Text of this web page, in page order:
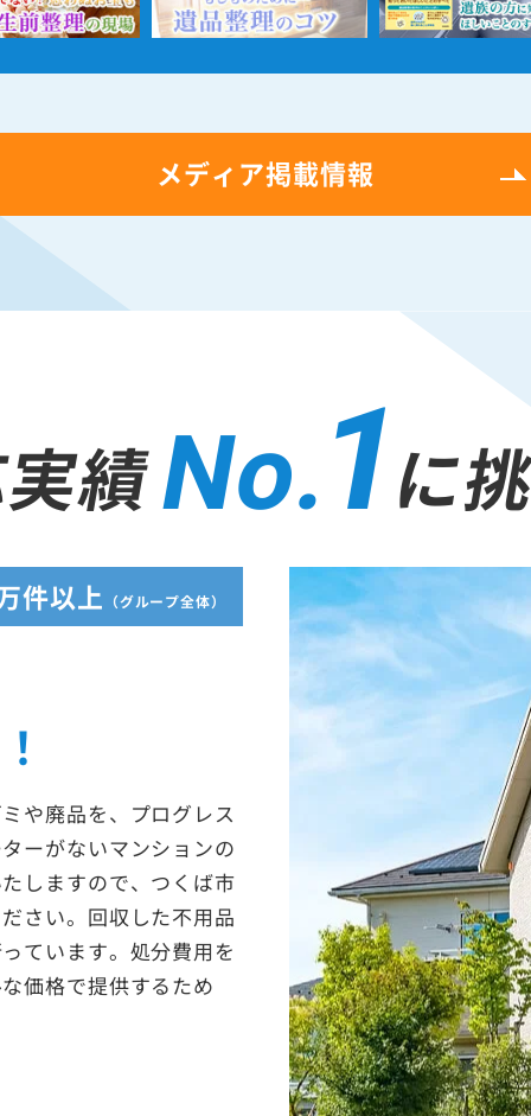
メディア掲載情報
績No.1に
件以上 （グループ全体）
や廃品を、プログレス
ーがないマンションの
しますので、つくば市
さい。回収した不用品
ています。処分費用を
価格で提供するため